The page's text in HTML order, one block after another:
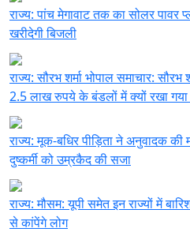
राज्य:पांच मेगावाट तक का सोलर पावर
खरीदेगी बिजली
राज्य:सौरभ शर्मा भोपाल समाचार:
2.5 लाख रुपये के बंडलों में क्यों रखा
राज्य:मूक-बधिर पीड़िता ने अनुवादक की
दुष्कर्मी को उम्रकैद की सजा
राज्य:मौसम: यूपी समेत इन राज्यों में
से कांपेंगे लोग